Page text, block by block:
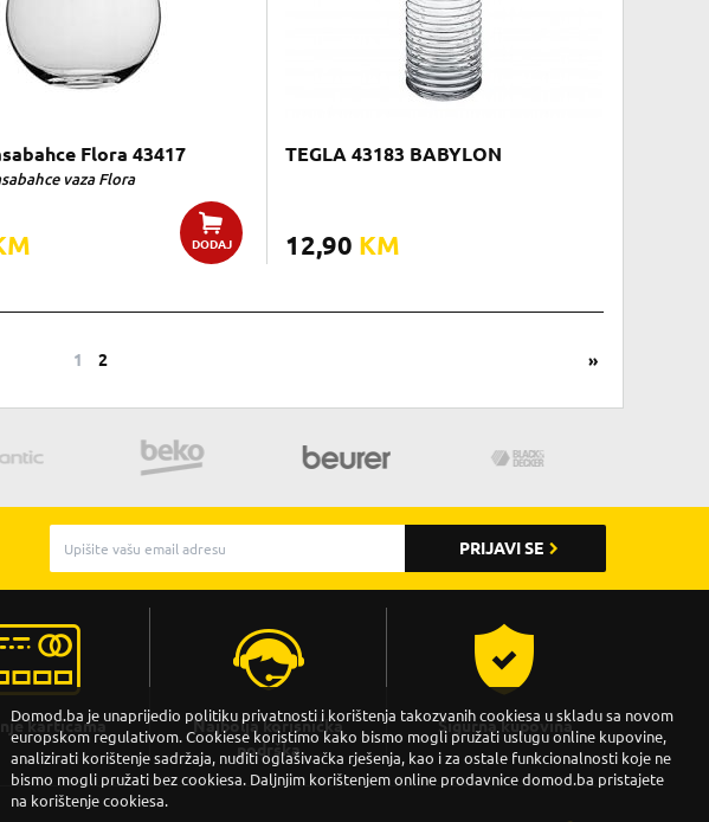
Flora 43417
vaza Flora
DODAJ
TEGLA 43183 BABYLON
12,90 KM
1 2 »
PRIJAVI SE
karticama
Najbolja korisnička
podrška
Sigurna kupovina
Domod.ba je unaprijedio politiku privatnosti i korištenja takozvanih cookiesa u skladu sa novom
europskom regulativom. Cookiese koristimo kako bismo mogli pružati uslugu online kupovine,
analizirati korištenje sadržaja, nuditi oglašivačka rješenja, kao i za ostale funkcionalnosti koje ne
bismo mogli pružati bez cookiesa. Daljnjim korištenjem online prodavnice domod.ba pristajete
na korištenje cookiesa.